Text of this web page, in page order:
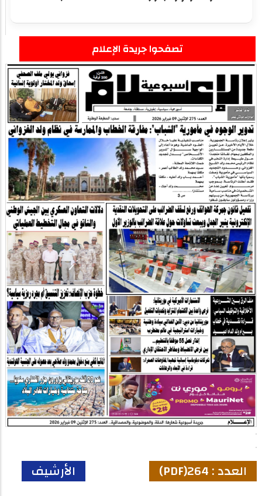
تصفحوا جريدة الإعلام
العدد : 264(PDF) الأرشيف